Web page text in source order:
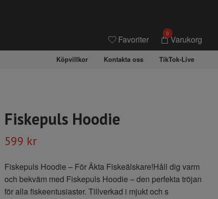
Favoriter
0
Varukorg
Köpvillkor Kontakta oss TikTok-Live
Fiskepuls Hoodie
599 kr
Fiskepuls Hoodie – För Äkta Fiskeälskare!Håll dig varm
och bekväm med Fiskepuls Hoodie – den perfekta tröjan
för alla fiskeentusiaster. Tillverkad i mjukt och s